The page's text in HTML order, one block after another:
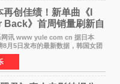
再创佳绩！新单曲《I
Back》首周销量刷新自
www yule com cn 据日本
月5日发布的最新数据，韩国女团
行的第二张单曲《I Got Your
量达到71,009张，成功跻身最新一